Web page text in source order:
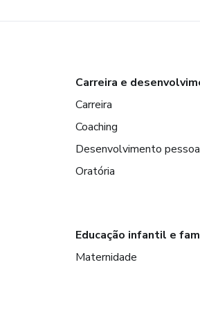
Carreira e
Carreira
Coaching
Desenvolvimento
Oratória
Educação infantil e
Maternidade